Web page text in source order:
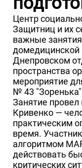
Центр
Защитниц и их
важные
домедицинской
Днепровском
пространства
мероприятие
№ 43
Занятие
Кривенко —
практическим
время.
алгоритмом
действовать
критических